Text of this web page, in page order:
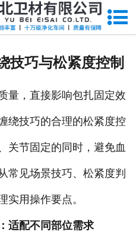
网站首页
厂房设备
人才招聘
联系我们
技巧与松紧度控制
量，直接影响包扎固定效
绕技巧的合理的松紧度控
节固定的同时，避免血
常见场景技巧、松紧度判
实用操作要点。
适配不同部位需求